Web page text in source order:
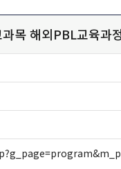
목 해외PBL교육과